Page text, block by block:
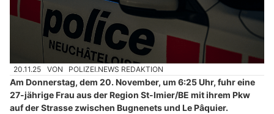
20.11.25 VON POLIZEI.NEWS REDAKTION
Am Donnerstag, dem 20. November, um 6:25 Uhr, fuhr eine
27-jährige Frau aus der Region St-Imier/BE mit ihrem Pkw
auf der Strasse zwischen Bugnenets und Le Pâquier.